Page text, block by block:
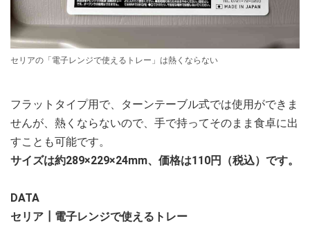
セリアの「電子レンジで使えるトレー」は熱くならない
フラットタイプ用で、ターンテーブル式では使用ができま
せんが、熱くならないので、手で持ってそのまま食卓に出
すことも可能です。
サイズは約289×229×24mm、価格は110円（税込）です。
DATA
セリア┃電子レンジで使えるトレー